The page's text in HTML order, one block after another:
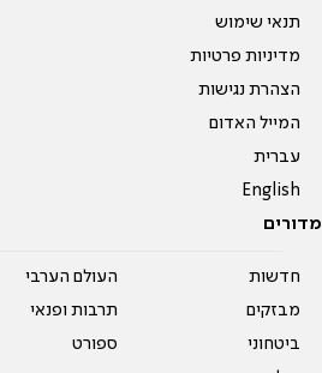
תנאי שימוש
מדיניות פרטיות
הצהרת נגישות
המייל האדום
עברית
English
מדורים
חדשות
מבזקים
ביטחוני
העולם הערבי
תרבות ופנאי
ספורט